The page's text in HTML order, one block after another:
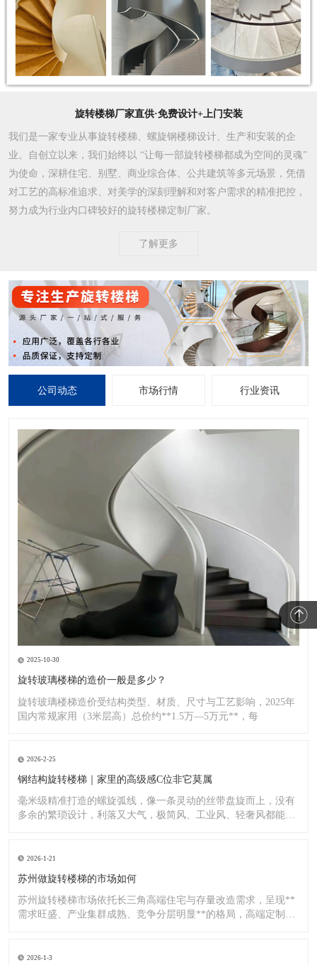
旋转楼梯厂家直供·免费设计+上门安装
我们是一家专业从事旋转楼梯、螺旋钢楼梯设计、生产和安装的企
业。自创立以来，我们始终以 “让每一部旋转楼梯都成为空间的灵魂”
为使命，深耕住宅、别墅、商业综合体、公共建筑等多元场景，凭借
对工艺的高标准追求、对美学的深刻理解和对客户需求的精准把控，
努力成为行业内口碑较好的旋转楼梯定制厂家。​
了解更多
公司动态 市场行情 行业资讯
2025-10-30
旋转玻璃楼梯的造价一般是多少？
旋转玻璃楼梯造价受结构类型、材质、尺寸与工艺影响，2025年
国内常规家用（3米层高）总价约**1.5万—5万元**，每
2026-2-25
钢结构旋转楼梯｜家里的高级感C位非它莫属
毫米级精准打造的螺旋弧线，像一条灵动的丝带盘旋而上，没有
多余的繁琐设计，利落又大气，极简风、工业风、轻奢风都能完
2026-1-21
苏州做旋转楼梯的市场如何
苏州旋转楼梯市场依托长三角高端住宅与存量改造需求，呈现**
需求旺盛、产业集群成熟、竞争分层明显**的格局，高端定制与
2026-1-3